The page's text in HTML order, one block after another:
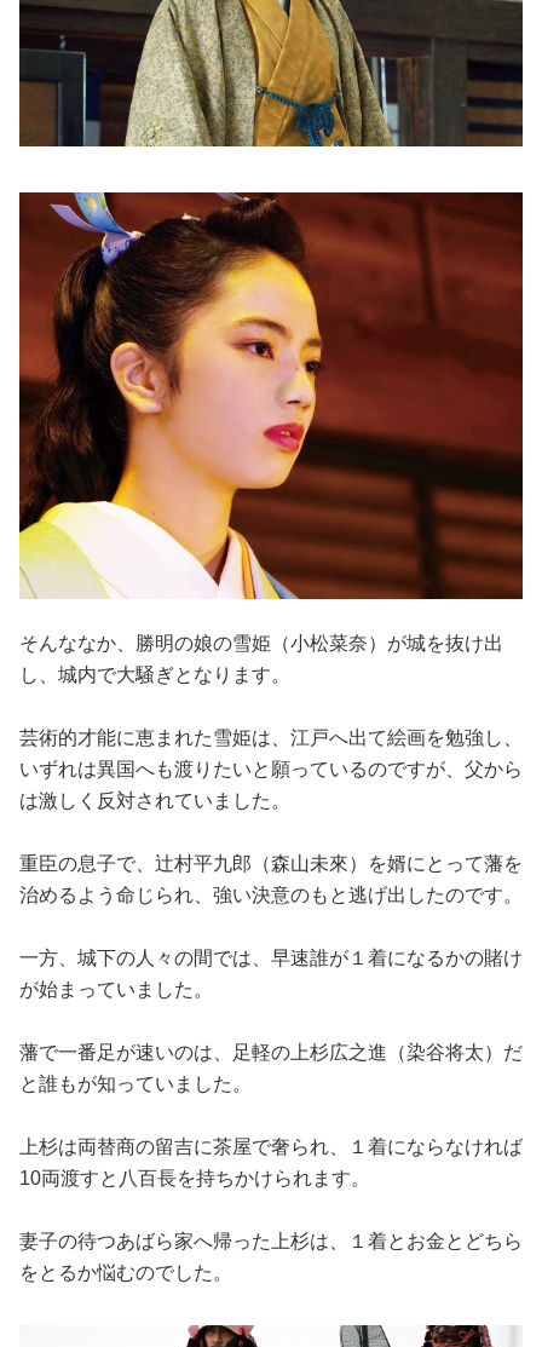
そんななか、勝明の娘の雪姫（小松菜奈）が城を抜け出
し、城内で大騒ぎとなります。
芸術的才能に恵まれた雪姫は、江戸へ出て絵画を勉強し、
いずれは異国へも渡りたいと願っているのですが、父から
は激しく反対されていました。
重臣の息子で、辻村平九郎（森山未來）を婿にとって藩を
治めるよう命じられ、強い決意のもと逃げ出したのです。
一方、城下の人々の間では、早速誰が１着になるかの賭け
が始まっていました。
藩で一番足が速いのは、足軽の上杉広之進（染谷将太）だ
と誰もが知っていました。
上杉は両替商の留吉に茶屋で奢られ、１着にならなければ
10両渡すと八百長を持ちかけられます。
妻子の待つあばら家へ帰った上杉は、１着とお金とどちら
をとるか悩むのでした。